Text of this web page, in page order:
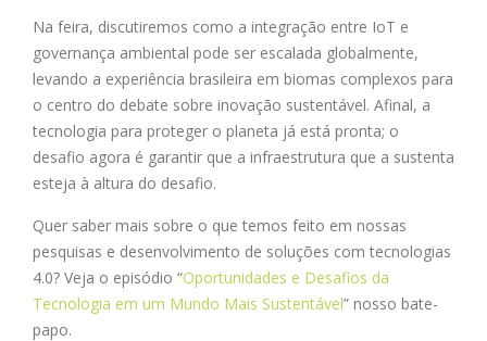
Na feira, discutiremos como a integração entre IoT e
governança ambiental pode ser escalada globalmente,
levando a experiência brasileira em biomas complexos para
o centro do debate sobre inovação sustentável. Afinal, a
tecnologia para proteger o planeta já está pronta; o
desafio agora é garantir que a infraestrutura que a sustenta
esteja à altura do desafio.
Quer saber mais sobre o que temos feito em nossas
pesquisas e desenvolvimento de soluções com tecnologias
4.0? Veja o episódio “Oportunidades e Desafios da
Tecnologia em um Mundo Mais Sustentável” nosso bate-
papo.